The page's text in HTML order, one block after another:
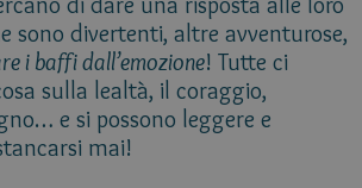
sono di­vertenti, altre avventurose,
i baffi dall’emozione! Tutte ci
sulla lealtà, il coraggio,
e si possono leggere e
mai!